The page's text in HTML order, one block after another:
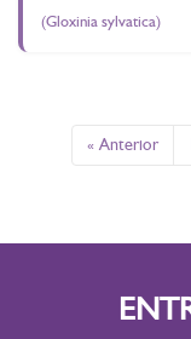
(Gloxinia sylvatica)
« Anterior